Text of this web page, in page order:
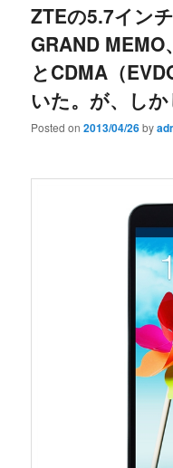
ZTEの5.7イン
GRAND
とCDMA（
いた。が、しか
Posted on2013/04/26by